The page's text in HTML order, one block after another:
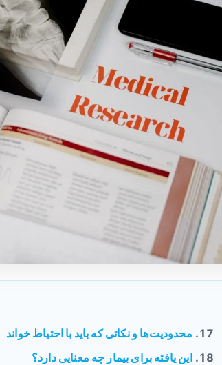
محدودیت‌ها و نکاتی که باید با احتیاط خواند
این یافته برای بیمار چه معنایی دارد؟